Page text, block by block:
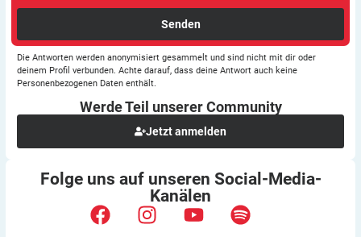
Senden
Die Antworten werden anonymisiert gesammelt und sind nicht mit dir oder
deinem Profil verbunden. Achte darauf, dass deine Antwort auch keine
Personenbezogenen Daten enthält.
Werde Teil unserer Community
Jetzt anmelden
Folge uns auf unseren Social-Media-
Kanälen